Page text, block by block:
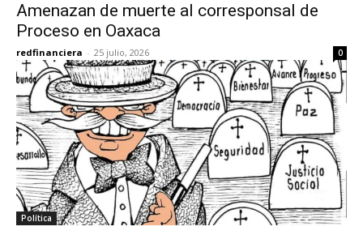
Amenazan de muerte al corresponsal de
Proceso en Oaxaca
redfinanciera - 25 julio, 2026 0
Política